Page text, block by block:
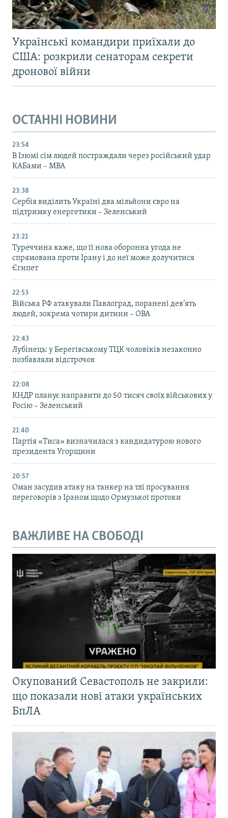
Українські командири приїхали до
США: розкрили сенаторам секрети
дронової війни
ОСТАННІ НОВИНИ
23:54
В Ізюмі сім людей постраждали через російський удар
КАБами – МВА
23:38
Сербія виділить Україні два мільйони євро на
підтримку енергетики – Зеленський
23:21
Туреччина каже, що її нова оборонна угода не
спрямована проти Ірану і до неї може долучитися
Єгипет
22:53
Війська РФ атакували Павлоград, поранені дев’ять
людей, зокрема чотири дитини – ОВА
22:43
Лубінець: у Берегівському ТЦК чоловіків незаконно
позбавляли відстрочок
22:08
КНДР планує направити до 50 тисяч своїх військових у
Росію – Зеленський
21:40
Партія «Тиса» визначилася з кандидатурою нового
президента Угорщини
20:57
Оман засудив атаку на танкер на тлі просування
переговорів з Іраном щодо Ормузької протоки
ВАЖЛИВЕ НА СВОБОДІ
Окупований Севастополь не закрили:
що показали нові атаки українських
БпЛА